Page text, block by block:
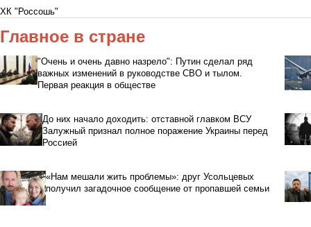
ХК "Россошь"
Главное в стране
"Очень и очень давно назрело": Путин сделал ряд
важных изменений в руководстве СВО и тылом.
Первая реакция в обществе
До них начало доходить: отставной главком ВСУ
Залужный признал полное поражение Украины перед
Россией
«Нам мешали жить проблемы»: друг Усольцевых
получил загадочное сообщение от пропавшей семьи